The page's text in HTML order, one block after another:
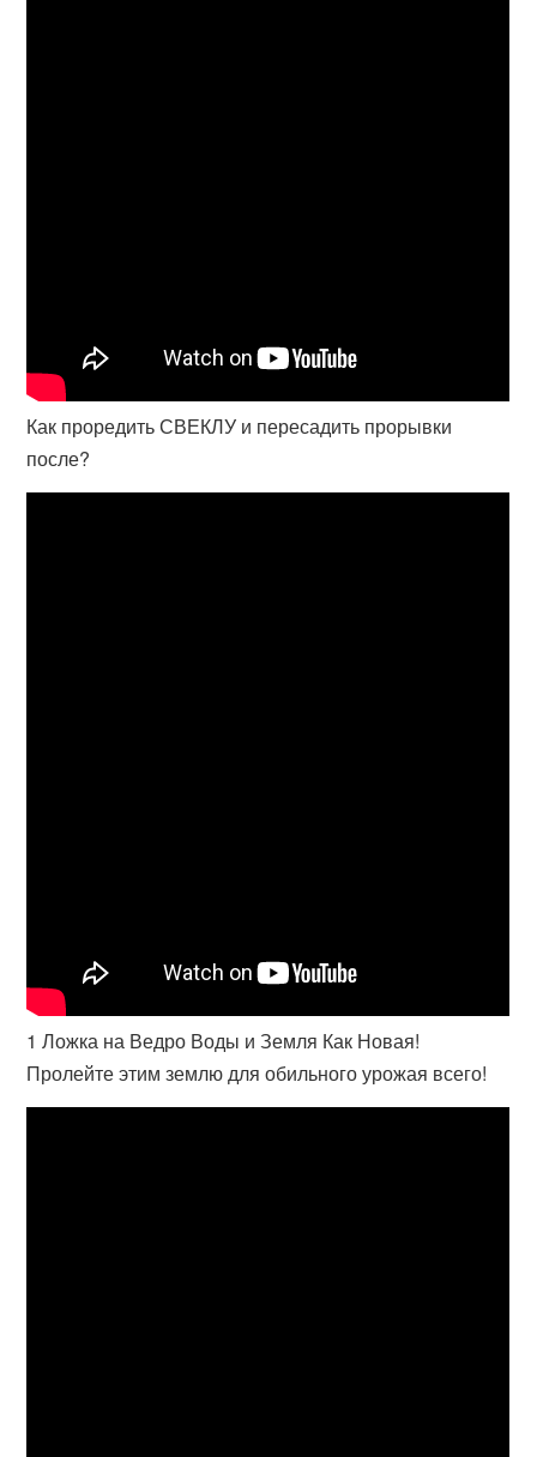
Как проредить СВЕКЛУ и пересадить прорывки
после?
1 Ложка на Ведро Воды и Земля Как Новая!
Пролейте этим землю для обильного урожая всего!